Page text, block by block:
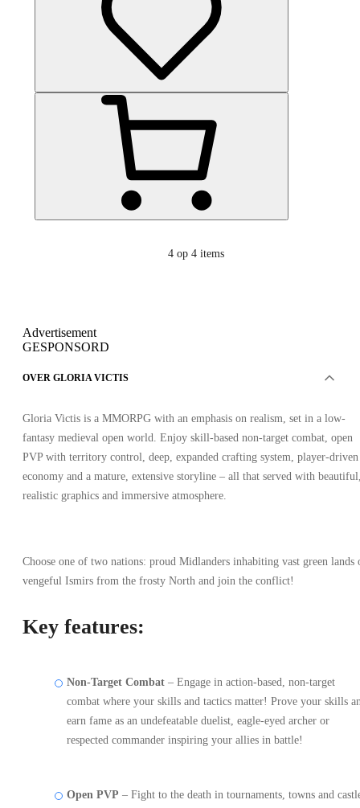
4 op 4 items
Advertisement
GESPONSORD
OVER GLORIA VICTIS
Gloria Victis is a MMORPG with an emphasis on realism, set in a low-
fantasy medieval open world. Enjoy skill-based non-target combat, open
PVP with territory control, deep, expanded crafting system, player-driven
economy and a mature, extensive storyline – all that served with
realistic graphics and immersive atmosphere.
Choose one of two nations: proud Midlanders inhabiting vast green lands
vengeful Ismirs from the frosty North and join the conflict!
Key features:
Non-Target Combat – Engage in action-based, non-target
combat where your skills and tactics matter! Prove your skills
earn fame as an undefeatable duelist, eagle-eyed archer or
respected commander inspiring your allies in battle!
Open PVP – Fight to the death in tournaments, towns and